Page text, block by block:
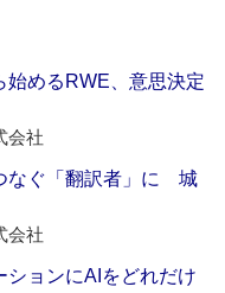
始めるRWE、意思決定
会社
なぐ「翻訳者」に 城
会社
ションにAIをどれだけ